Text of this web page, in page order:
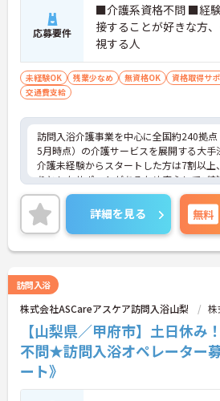
応募要件
■介護系資格不問 ■経
接することが好きな方
視する人
未経験OK 残業少なめ 無資格OK 資格取得サ
交通費支給
訪問入浴介護事業を中心に全国約240拠
5月時点）の介護サービスを展開する大手
介護未経験からスタートした方は7割以上
りとしたサポートがあるため安心してご
けます。お風呂に入れなくて困っている
差し伸べてあげられるとてもやりがいのあ
です。ご興味ある方には、面接対策ポイ
さらに詳細をお話しいたしますのでお気
ください！
詳細を見る 無料
訪問入浴
株式会社ASCareアスケア訪問入浴山梨 株
【山梨県／甲府市】土日休み
不問★訪問入浴オペレーター
ート》